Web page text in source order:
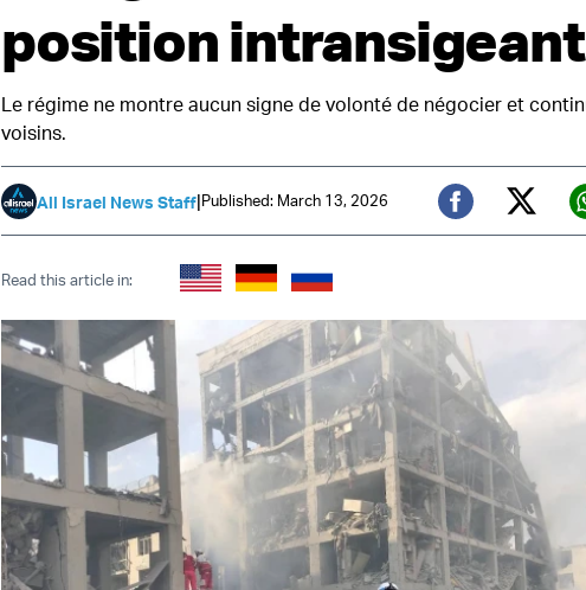
position
Le régime ne montre aucun signe de volonté de négocier et
voisins.
All Israel News Staff|Published: March 13, 2026
Read this article in: